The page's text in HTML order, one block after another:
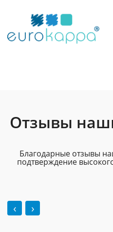
Отзывы
Благодарные отзывы
подтверждение
‹ ›